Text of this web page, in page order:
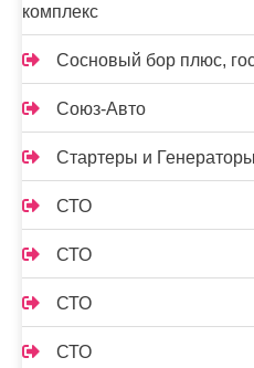
комплекс
Сосновый бор плюс,
Союз-Авто
Стартеры и Генераторы
СТО
СТО
СТО
СТО